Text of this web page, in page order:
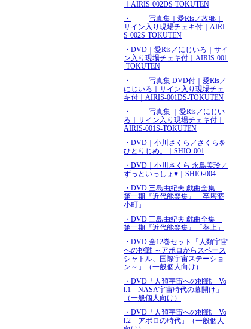
｜AIRIS-002DS-TOKUTEN
・
写真集｜愛Ris／故郷｜
サイン入り現場チェキ付｜AIRI
S-002S-TOKUTEN
・DVD｜愛Ris／にじいろ｜サイ
ン入り現場チェキ付｜AIRIS-001
-TOKUTEN
・
写真集 DVD付｜愛Ris／
にじいろ｜サイン入り現場チェ
キ付｜AIRIS-001DS-TOKUTEN
・
写真集 ｜愛Ris／にじい
ろ｜サイン入り現場チェキ付｜
AIRIS-001S-TOKUTEN
・DVD｜小川さくら／さくらを
ひとりじめ。｜SHIO-001
・DVD｜小川さくら 永島美玲／
ずっといっしょ♥｜SHIO-004
・DVD 三島由紀夫 戯曲全集
第一期『近代能楽集』「卒塔婆
小町」
・DVD 三島由紀夫 戯曲全集
第一期『近代能楽集』「葵上」
・DVD 全12巻セット「人類宇宙
への挑戦 ～アポロからスペース
シャトル、国際宇宙ステーショ
ン～」（一般個人向け）
・DVD「人類宇宙への挑戦 Vo
l.1 NASA宇宙時代の幕開け」
（一般個人向け）
・DVD「人類宇宙への挑戦 Vo
l.2 アポロの時代」（一般個人